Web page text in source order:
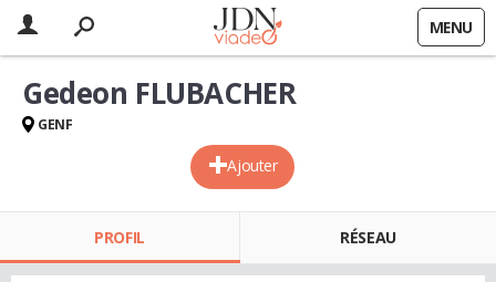
MENU
Ajouter
Gedeon FLUBACHER
GENF
PROFIL RÉSEAU